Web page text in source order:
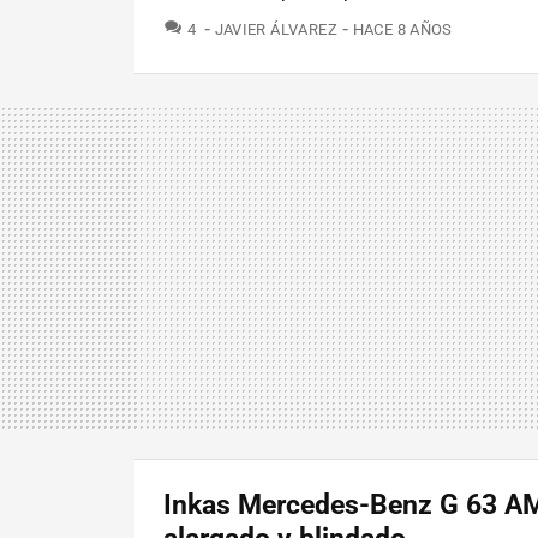
4 COMENTARIOS
JAVIER ÁLVAREZ HACE 8 AÑOS
Inkas Mercedes-Benz G 63